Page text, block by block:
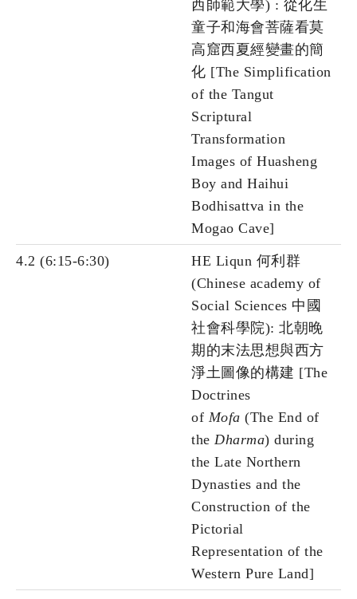
西師範大學) : 從化生
童子和海會菩薩看莫
高窟西夏經變畫的簡
化 [The Simplification
of the Tangut
Scriptural
Transformation
Images of Huasheng
Boy and Haihui
Bodhisattva in the
Mogao Cave]
4.2 (6:15-6:30)
HE Liqun 何利群
(Chinese academy of
Social Sciences 中國
社會科學院): 北朝晚
期的末法思想與西方
淨土圖像的構建 [The
Doctrines
of Mofa (The End of
the Dharma) during
the Late Northern
Dynasties and the
Construction of the
Pictorial
Representation of the
Western Pure Land]